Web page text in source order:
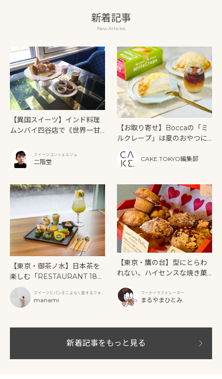
新着記事
New Articles
【異国スイーツ】インド料理
ムンバイ四谷店で《世界一甘
ー》を味わうスイーツコンシェルジュ
二階堂
【お取り寄せ】Boccaの「ミ
ルクレープ」は夏のおやつに
CAKE.TOKYO編集部
【東京・御茶ノ水】日本茶を
楽しむ「RESTAURANT 189
9 OCHANOMIZU」の抹茶ア
フタヌーンティーと新作クリ
ームソーダ
スイーツとパンをこよなく愛するフォト
グラファー
manami
【東京・鷹の台】型にとらわ
れない、ハイセンスな焼き菓
フードイラストレーター
まるやまひとみ
新着記事をもっと見る